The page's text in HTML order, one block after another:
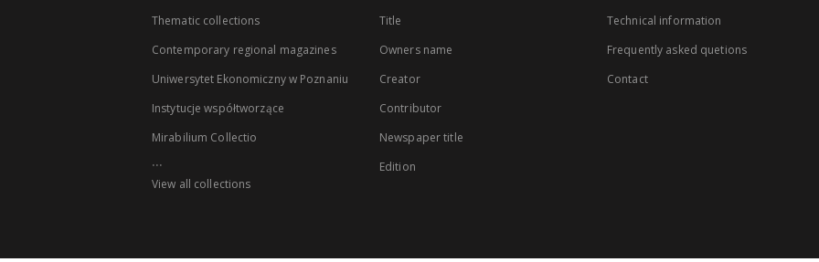
Thematic collections
Contemporary regional magazines
Uniwersytet Ekonomiczny w Poznaniu
Instytucje współtworzące
Mirabilium Collectio
...
View all collections
Title
Owners name
Creator
Contributor
Newspaper title
Edition
Technical information
Frequently asked quetions
Contact